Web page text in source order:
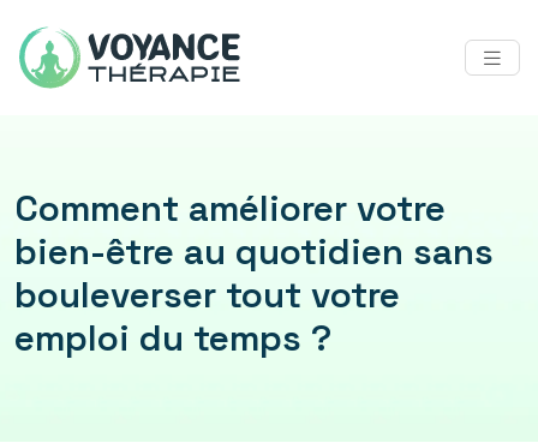
Comment améliorer votre
bien-être au quotidien sans
bouleverser tout votre
emploi du temps ?